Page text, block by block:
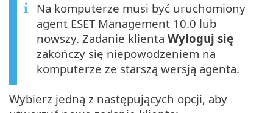
Na komputerze musi być uruchomiony
agent ESET Management 10.0 lub
nowszy. Zadanie klienta Wyloguj się
zakończy się niepowodzeniem na
komputerze ze starszą wersją agenta.
Wybierz jedną z następujących opcji, aby